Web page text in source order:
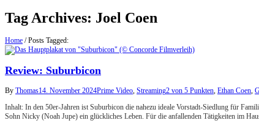
Tag Archives: Joel Coen
Home /Posts Tagged:
Review: Suburbicon
By Thomas14. November 2024Prime Video, Streaming2 von 5 Punkten, Ethan Coen,
Inhalt: In den 50er-Jahren ist Suburbicon die nahezu ideale Vorstadt-Siedlung für
Sohn Nicky (Noah Jupe) ein glückliches Leben. Für die anfallenden Tätigkeiten im